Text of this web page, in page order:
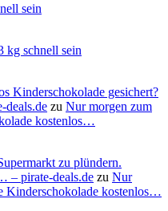
sein
kg schnell sein
Kinderschokolade gesichert?
deals.de zu Nur morgen zum
kostenlos…
zu plündern.
– pirate-deals.de zu Nur
Kinderschokolade kostenlos…